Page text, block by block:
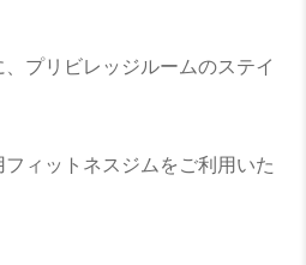
プリビレッジルームのステイ
ィットネスジムをご利用いた